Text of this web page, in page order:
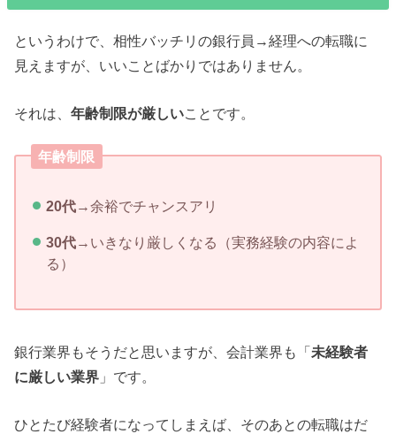
というわけで、相性バッチリの銀行員→経理への転職に
見えますが、いいことばかりではありません。
それは、年齢制限が厳しいことです。
年齢制限
20代→余裕でチャンスアリ
30代→いきなり厳しくなる（実務経験の内容によ
る）
銀行業界もそうだと思いますが、会計業界も「未経験者
に厳しい業界 」です。
ひとたび経験者になってしまえば、そのあとの転職はだ